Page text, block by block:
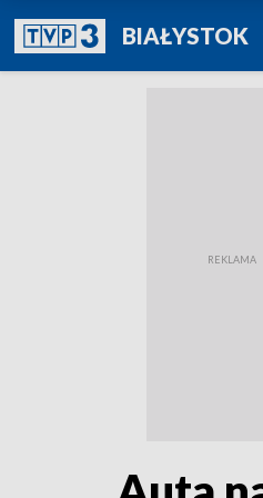
BIAŁYSTOK
TVP